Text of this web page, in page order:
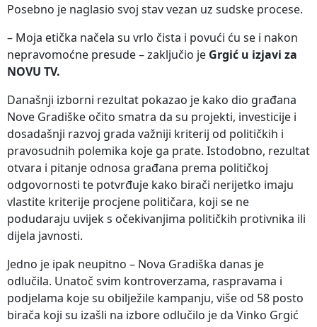
Posebno je naglasio svoj stav vezan uz sudske procese.
– Moja etička načela su vrlo čista i povući ću se i nakon
nepravomoćne presude – zaključio je Grgić u izjavi za
NOVU TV.
Današnji izborni rezultat pokazao je kako dio građana
Nove Gradiške očito smatra da su projekti, investicije i
dosadašnji razvoj grada važniji kriterij od političkih i
pravosudnih polemika koje ga prate. Istodobno, rezultat
otvara i pitanje odnosa građana prema političkoj
odgovornosti te potvrđuje kako birači nerijetko imaju
vlastite kriterije procjene političara, koji se ne
podudaraju uvijek s očekivanjima političkih protivnika ili
dijela javnosti.
Jedno je ipak neupitno – Nova Gradiška danas je
odlučila. Unatoč svim kontroverzama, raspravama i
podjelama koje su obilježile kampanju, više od 58 posto
birača koji su izašli na izbore odlučilo je da Vinko Grgić